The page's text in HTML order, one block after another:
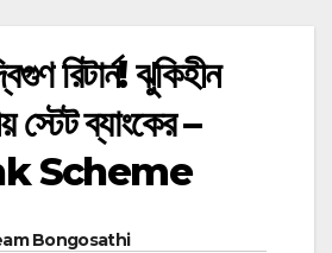
রিটার্ন! ঝুকিহীন
স্টেট ব্যাংকের –
Scheme
Bongosathi